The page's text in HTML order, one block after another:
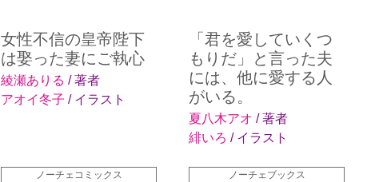
女性不信の皇帝陛下
は娶った妻にご執心
綾瀬ありる / 著者
アオイ冬子 / イラスト
「君を愛していくつ
もりだ」と言った夫
には、他に愛する人
がいる。
夏八木アオ / 著者
緋いろ / イラスト
ノーチェコミックス ノーチェブックス